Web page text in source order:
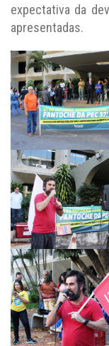
expectativa da
apresentadas.